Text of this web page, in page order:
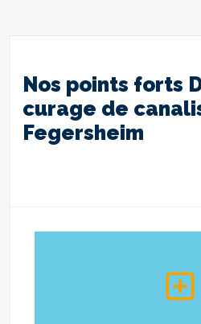
Nos points forts
curage de
Fegersheim